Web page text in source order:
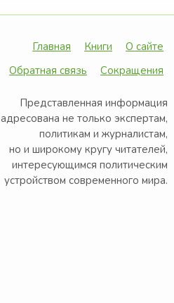
Главная Книги
О сайте
Обратная связь
Сокращения
Представленная информация
адресована не только экспертам,
политикам и журналистам,
но и широкому кругу читателей,
интересующимся политическим
устройством современного мира.